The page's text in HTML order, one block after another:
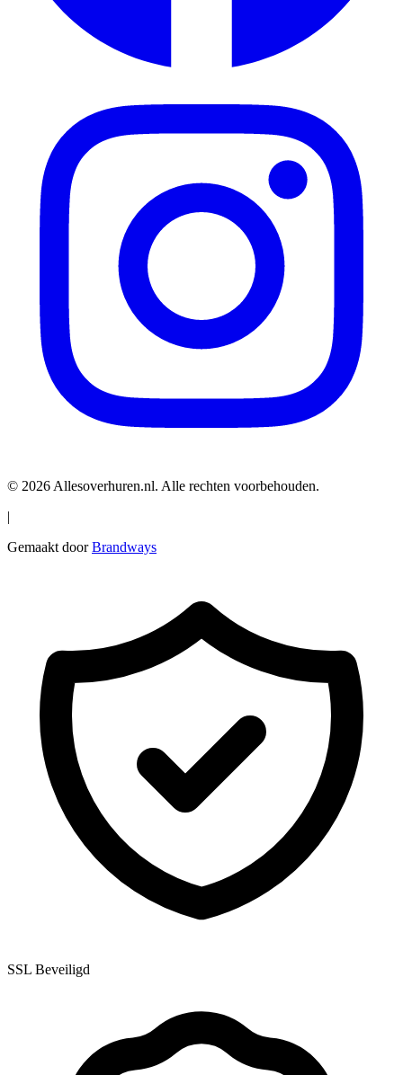
© 2026 Allesoverhuren.nl. Alle rechten voorbehouden.
|
Gemaakt doorBrandways
SSL Beveiligd